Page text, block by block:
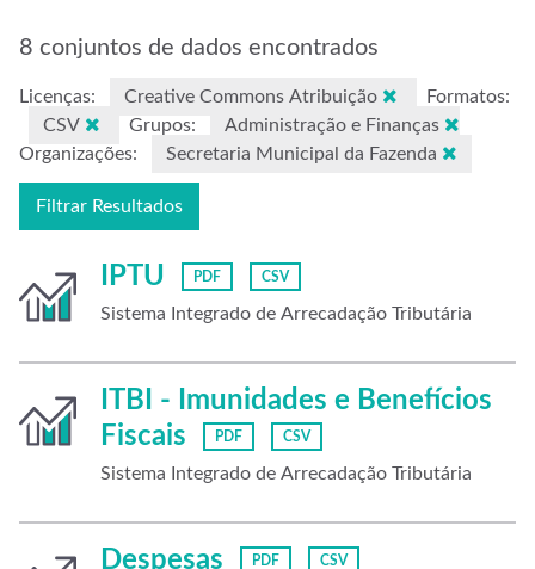
8 conjuntos de dados encontrados
Licenças: Creative Commons Atribuição
Formatos:
CSV
Grupos:
Administração e Finanças
Organizações:
Secretaria Municipal da Fazenda
Filtrar Resultados
IPTU PDF CSV
Sistema Integrado de Arrecadação Tributária
ITBI - Imunidades e Benefícios
Fiscais
PDF CSV
Sistema Integrado de Arrecadação Tributária
Despesas PDF CSV